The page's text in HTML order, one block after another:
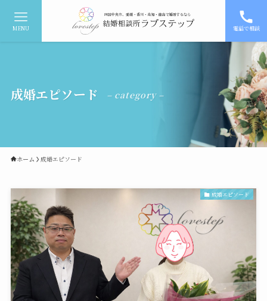
電話で相談
MENU
成婚エピソード – category –
ホーム 成婚エピソード
成婚エピソード